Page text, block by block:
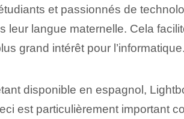
et passionnés de
leur langue maternelle. ⁤Cela
grand intérêt pour l’informatique.
disponible en espagnol,
est particulièrement important